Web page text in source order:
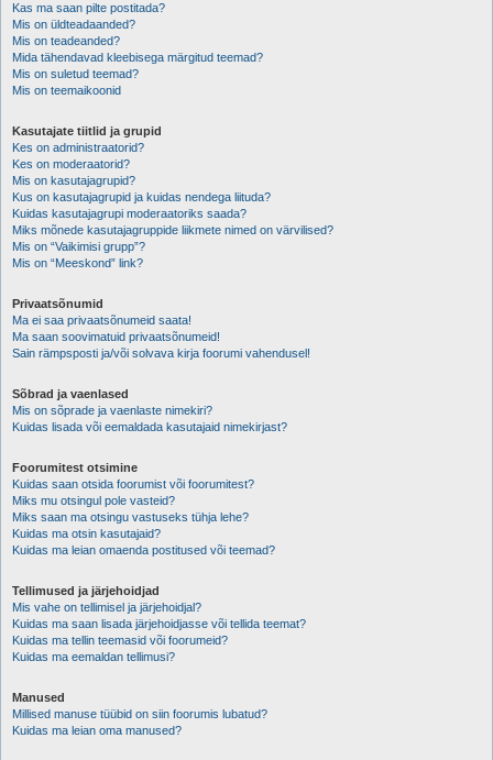
Kas ma saan pilte postitada?
Mis on üldteadaanded?
Mis on teadeanded?
Mida tähendavad kleebisega märgitud teemad?
Mis on suletud teemad?
Mis on teemaikoonid
Kasutajate tiitlid ja grupid
Kes on administraatorid?
Kes on moderaatorid?
Mis on kasutajagrupid?
Kus on kasutajagrupid ja kuidas nendega liituda?
Kuidas kasutajagrupi moderaatoriks saada?
Miks mõnede kasutajagruppide liikmete nimed on värvilised?
Mis on “Vaikimisi grupp”?
Mis on “Meeskond” link?
Privaatsõnumid
Ma ei saa privaatsõnumeid saata!
Ma saan soovimatuid privaatsõnumeid!
Sain rämpsposti ja/või solvava kirja foorumi vahendusel!
Sõbrad ja vaenlased
Mis on sõprade ja vaenlaste nimekiri?
Kuidas lisada või eemaldada kasutajaid nimekirjast?
Foorumitest otsimine
Kuidas saan otsida foorumist või foorumitest?
Miks mu otsingul pole vasteid?
Miks saan ma otsingu vastuseks tühja lehe?
Kuidas ma otsin kasutajaid?
Kuidas ma leian omaenda postitused või teemad?
Tellimused ja järjehoidjad
Mis vahe on tellimisel ja järjehoidjal?
Kuidas ma saan lisada järjehoidjasse või tellida teemat?
Kuidas ma tellin teemasid või foorumeid?
Kuidas ma eemaldan tellimusi?
Manused
Millised manuse tüübid on siin foorumis lubatud?
Kuidas ma leian oma manused?